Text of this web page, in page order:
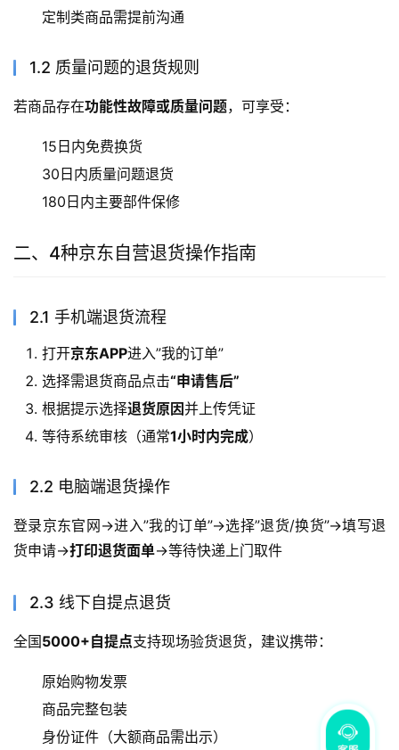
定制类商品需提前沟通
1.2 质量问题的退货规则
若商品存在功能性故障或质量问题，可享受：
15日内免费换货
30日内质量问题退货
180日内主要部件保修
二、4种京东自营退货操作指南
2.1 手机端退货流程
打开京东APP进入”我的订单”
选择需退货商品点击“申请售后”
根据提示选择退货原因并上传凭证
等待系统审核（通常1小时内完成）
2.2 电脑端退货操作
登录京东官网→进入”我的订单”→选择”退货/换货”→填写退
货申请→打印退货面单→等待快递上门取件
2.3 线下自提点退货
全国5000+自提点支持现场验货退货，建议携带：
原始购物发票
商品完整包装
身份证件（大额商品需出示）